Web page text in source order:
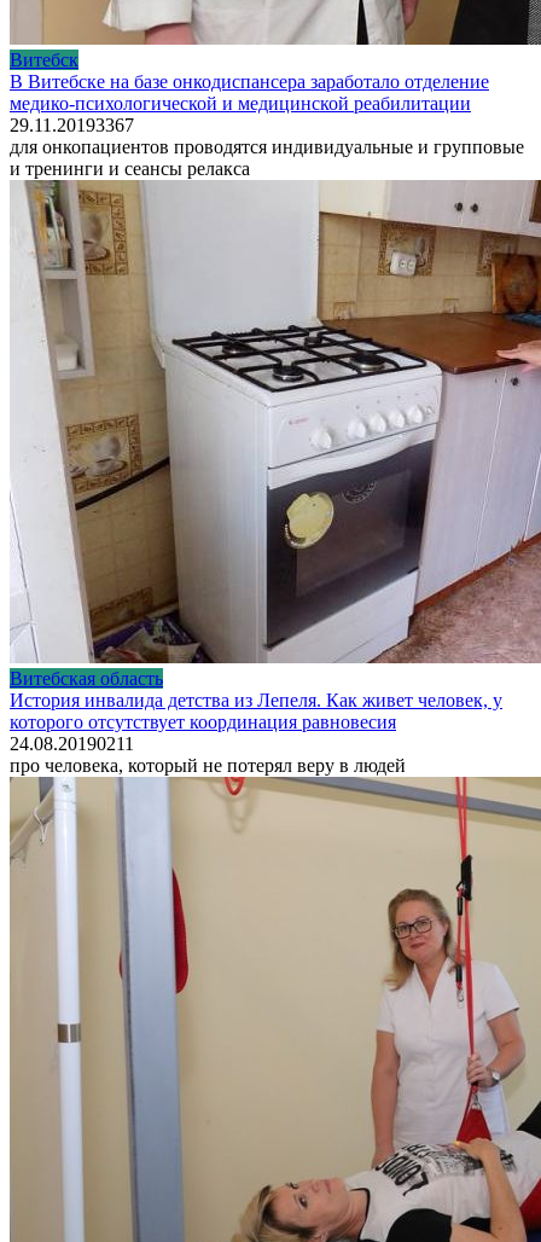
Витебск
В Витебске на базе онкодиспансера заработало отделение
медико-психологической и медицинской реабилитации
29.11.20193367
для онкопациентов проводятся индивидуальные и групповые
и тренинги и сеансы релакса
Витебская область
История инвалида детства из Лепеля. Как живет человек, у
которого отсутствует координация равновесия
24.08.20190211
про человека, который не потерял веру в людей